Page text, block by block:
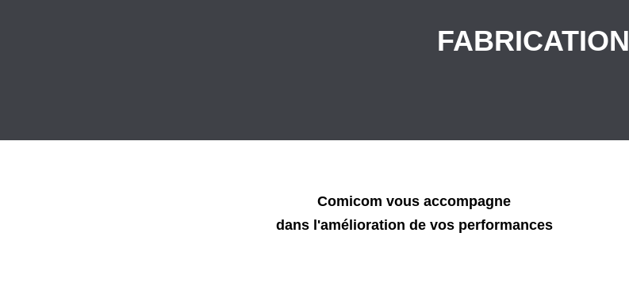
FABRICATION
Comicom vous accompagne
dans l'amélioration de vos performances